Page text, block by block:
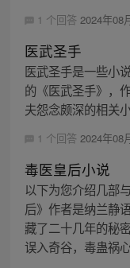
1 个回答 2024年08
医武圣手
医武圣手是一些小
的《医武圣手》，
夫怨念颇深的相关
1 个回答 2024年08
毒医皇后小说
以下为您介绍几部
后》作者是纳兰静
藏了二十几年的秘
误入奇谷，毒蛊祸